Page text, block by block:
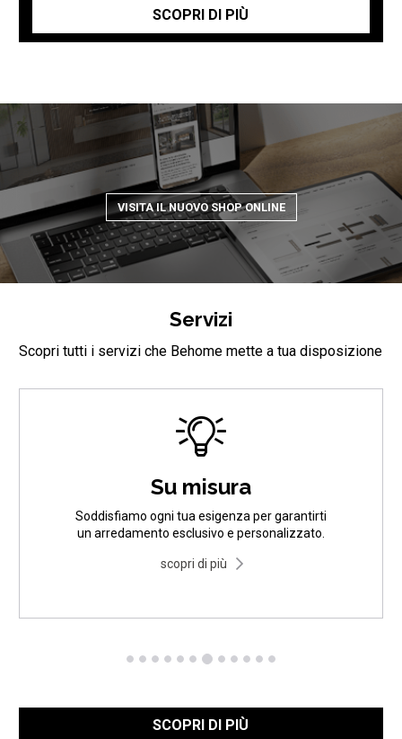
SCOPRI DI PIÙ
VISITA IL NUOVO SHOP ONLINE
Servizi
Scopri tutti i servizi che Behome mette a tua disposizione
Su misura
Soddisfiamo ogni tua esigenza per garantirti
un arredamento esclusivo e personalizzato.
scopri di più
SCOPRI DI PIÙ